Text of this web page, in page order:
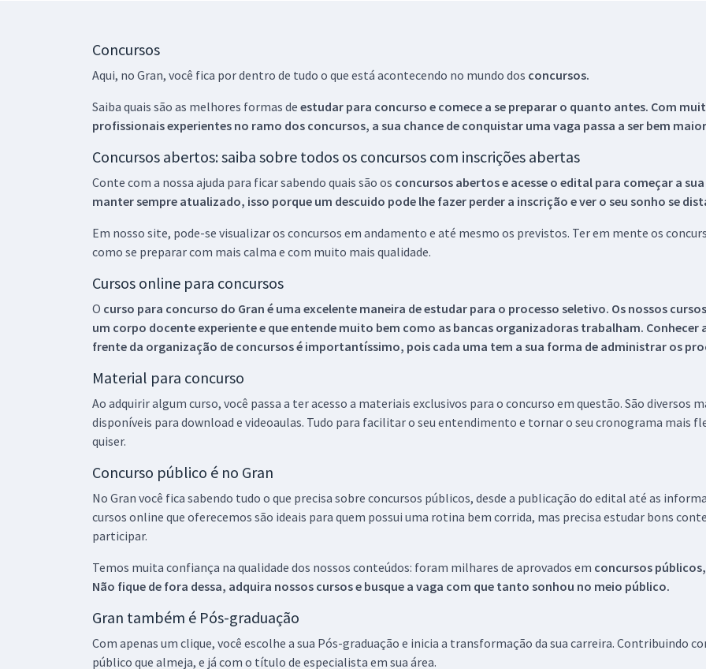
Concursos
Aqui, no Gran, você fica por dentro de tudo o que está acontecendo no mundo dos concursos.
Saiba quais são as melhores formas de estudar para concurso e comece a se preparar o quanto antes. Com
profissionais experientes no ramo dos concursos, a sua chance de conquistar uma vaga passa a ser bem
Concursos abertos: saiba sobre todos os concursos com inscrições abertas
Conte com a nossa ajuda para ficar sabendo quais são os concursos abertos e acesse o edital para começar a
manter sempre atualizado, isso porque um descuido pode lhe fazer perder a inscrição e ver o seu sonho se
Em nosso site, pode-se visualizar os concursos em andamento e até mesmo os previstos. Ter em mente os
como se preparar com mais calma e com muito mais qualidade.
Cursos online para concursos
O curso para concurso do Gran é uma excelente maneira de estudar para o processo seletivo. Os nossos
um corpo docente experiente e que entende muito bem como as bancas organizadoras trabalham.
frente da organização de concursos é importantíssimo, pois cada uma tem a sua forma de administrar os
Material para concurso
Ao adquirir algum curso, você passa a ter acesso a materiais exclusivos para o concurso em questão. São
disponíveis para download e videoaulas. Tudo para facilitar o seu entendimento e tornar o seu cronograma mais
quiser.
Concurso público é no Gran
No Gran você fica sabendo tudo o que precisa sobre concursos públicos, desde a publicação do edital até as
cursos online que oferecemos são ideais para quem possui uma rotina bem corrida, mas precisa estudar bons
participar.
Temos muita confiança na qualidade dos nossos conteúdos: foram milhares de aprovados em concursos
Não fique de fora dessa, adquira nossos cursos e busque a vaga com que tanto sonhou no meio público.
Gran também é Pós-graduação
Com apenas um clique, você escolhe a sua Pós-graduação e inicia a transformação da sua carreira. Contribuindo
público que almeja, e já com o título de especialista em sua área.